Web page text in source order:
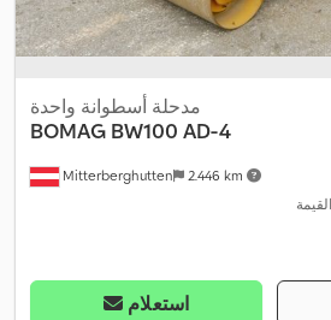
Mitterberghutten 2.446 km
مدحلة أسطوانة واحدة
BOMAG BW100 AD-4
استعلام